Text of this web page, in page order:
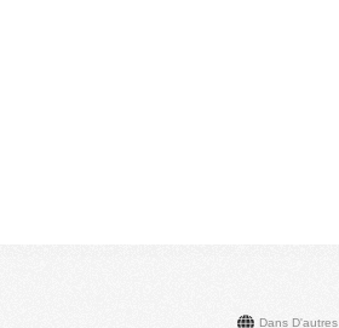
Dans D'autres